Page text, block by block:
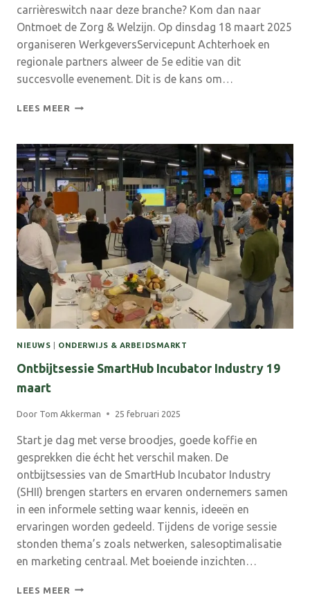
carrièreswitch naar deze branche? Kom dan naar
Ontmoet de Zorg & Welzijn. Op dinsdag 18 maart 2025
organiseren WerkgeversServicepunt Achterhoek en
regionale partners alweer de 5e editie van dit
succesvolle evenement. Dit is de kans om…
LEES MEER ONTMOET
&
WELZIJN:
DÉ
KANS
JOUW
TOEKOMST
IN
DE
SECTOR
TE
ONTDEKKEN!
NIEUWS ONDERWIJS & ARBEIDSMARKT
Ontbijtsessie SmartHub Incubator Industry 19
maart
Door Tom Akkerman 25 februari 2025
Start je dag met verse broodjes, goede koffie en
gesprekken die écht het verschil maken. De
ontbijtsessies van de SmartHub Incubator Industry
(SHII) brengen starters en ervaren ondernemers samen
in een informele setting waar kennis, ideeën en
ervaringen worden gedeeld. Tijdens de vorige sessie
stonden thema’s zoals netwerken, salesoptimalisatie
en marketing centraal. Met boeiende inzichten…
LEES MEER ONTBIJTSESSIE